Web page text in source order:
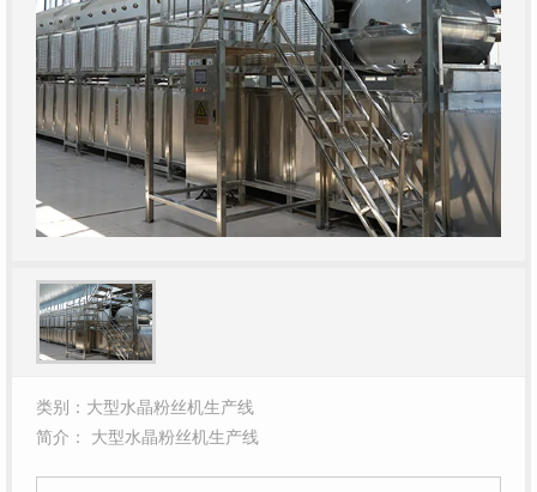
类别：大型水晶粉丝机生产线
简介： 大型水晶粉丝机生产线